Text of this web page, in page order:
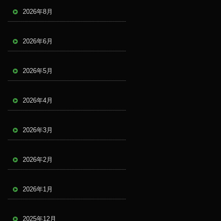
2026年8月
2026年6月
2026年5月
2026年4月
2026年3月
2026年2月
2026年1月
2025年12月